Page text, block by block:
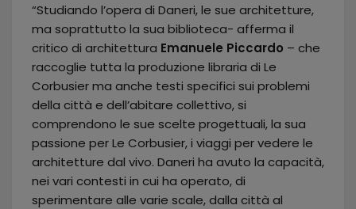
“Studiando l’opera di Daneri, le sue architetture,
ma soprattutto la sua biblioteca- afferma il
critico di architettura Emanuele Piccardo – che
raccoglie tutta la produzione libraria di Le
Corbusier ma anche testi specifici sui problemi
della città e dell’abitare collettivo, si
comprendono le sue scelte progettuali, la sua
passione per Le Corbusier, i viaggi per vedere le
architetture dal vivo. Daneri ha avuto la capacità,
nei vari contesti in cui ha operato, di
sperimentare alle varie scale, dalla città al